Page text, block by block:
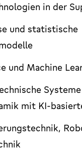
in der
und statistische
und Machine
mit KI-